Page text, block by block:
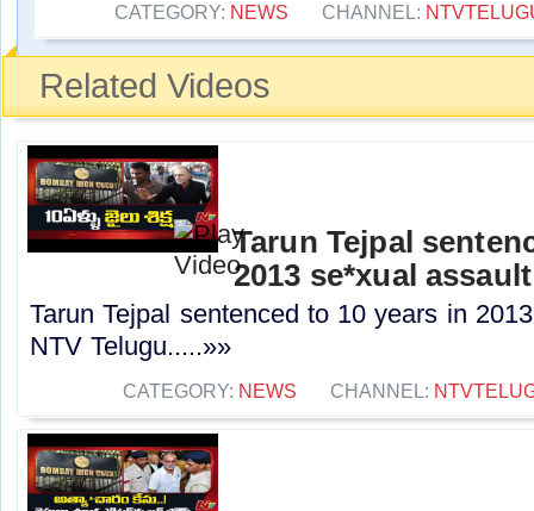
CATEGORY: NEWS CHANNEL:
Related Videos
Tarun Tejpal
2013 se*xual
Tarun Tejpal sentenced to 10 years in
NTV Telugu.....»»
CATEGORY: NEWS CHANNEL: